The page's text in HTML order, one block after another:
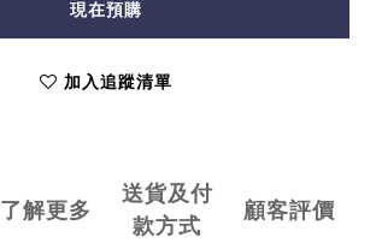
現在預購
加入追蹤清單
了解更多
送貨及付
款方式
顧客評價